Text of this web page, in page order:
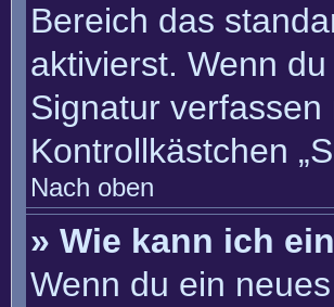
Bereich das
aktivierst. Wenn
Signatur
Kontrollkästchen
Nach oben
» Wie kann ich
Wenn du ein